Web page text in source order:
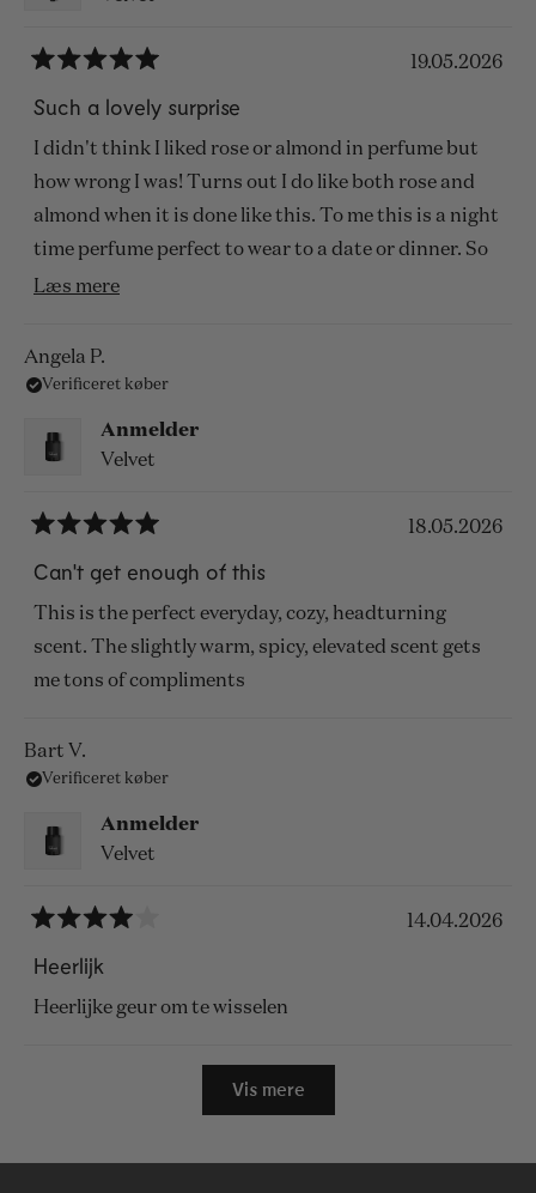
5
ud
af
5
stjerner
19.05.2026
Such a lovely surprise
I didn't think I liked rose or almond in perfume but
how wrong I was! Turns out I do like both rose and
almond when it is done like this. To me this is a night
time perfume perfect to wear to a date or dinner. So
lovely.
Læs mereLæs
denne
anmeldelse
Angela P.
Verificeret køber
Anmelder
Velvet
5
ud
af
5
stjerner
18.05.2026
Can't get enough of this
This is the perfect everyday, cozy, headturning
scent. The slightly warm, spicy, elevated scent gets
me tons of compliments
Bart V.
Verificeret køber
Anmelder
Velvet
4
ud
af
5
14.04.2026
Heerlijk
Heerlijke geur om te wisselen
Indlæser...
Vis mere